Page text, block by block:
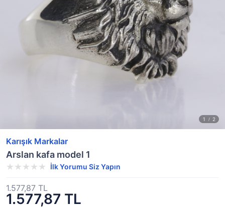
Karışık Markalar
Arslan kafa model 1
İlk Yorumu Siz Yapın
1.577,87 TL
1.577,87 TL